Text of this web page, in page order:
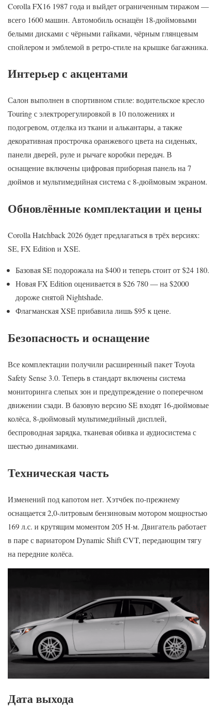
Corolla FX16 1987 года и выйдет ограниченным тиражом —
всего 1600 машин. Автомобиль оснащён 18-дюймовыми
белыми дисками с чёрными гайками, чёрным глянцевым
спойлером и эмблемой в ретро-стиле на крышке багажника.
Интерьер с акцентами
Салон выполнен в спортивном стиле: водительское кресло
Touring с электрорегулировкой в 10 положениях и
подогревом, отделка из ткани и алькантары, а также
декоративная прострочка оранжевого цвета на сиденьях,
панели дверей, руле и рычаге коробки передач. В
оснащение включены цифровая приборная панель на 7
дюймов и мультимедийная система с 8-дюймовым экраном.
Обновлённые комплектации и цены
Corolla Hatchback 2026 будет предлагаться в трёх версиях:
SE, FX Edition и XSE.
Базовая SE подорожала на $400 и теперь стоит от $24 180.
Новая FX Edition оценивается в $26 780 — на $2000
дороже снятой Nightshade.
Флагманская XSE прибавила лишь $95 к цене.
Безопасность и оснащение
Все комплектации получили расширенный пакет Toyota
Safety Sense 3.0. Теперь в стандарт включены система
мониторинга слепых зон и предупреждение о поперечном
движении сзади. В базовую версию SE входят 16-дюймовые
колёса, 8-дюймовый мультимедийный дисплей,
беспроводная зарядка, тканевая обивка и аудиосистема с
шестью динамиками.
Техническая часть
Изменений под капотом нет. Хэтчбек по-прежнему
оснащается 2,0-литровым бензиновым мотором мощностью
169 л.с. и крутящим моментом 205 Н·м. Двигатель работает
в паре с вариатором Dynamic Shift CVT, передающим тягу
на передние колёса.
Дата выхода